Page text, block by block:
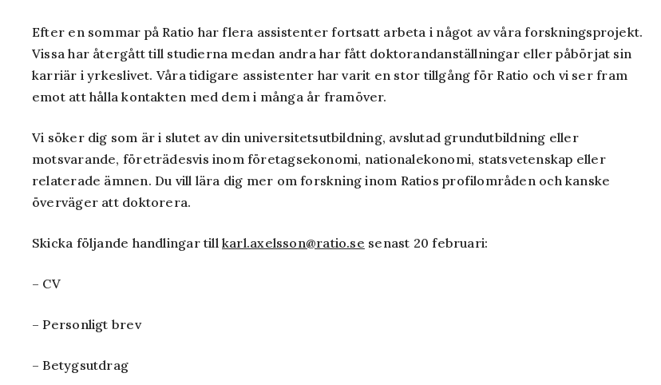
Efter en sommar på Ratio har flera assistenter fortsatt arbeta i något av våra forskningsprojekt.
Vissa har återgått till studierna medan andra har fått doktorandanställningar eller påbörjat sin
karriär i yrkeslivet. Våra tidigare assistenter har varit en stor tillgång för Ratio och vi ser fram
emot att hålla kontakten med dem i många år framöver.
Vi söker dig som är i slutet av din universitetsutbildning, avslutad grundutbildning eller
motsvarande, företrädesvis inom företagsekonomi, nationalekonomi, statsvetenskap eller
relaterade ämnen. Du vill lära dig mer om forskning inom Ratios profilområden och kanske
överväger att doktorera.
Skicka följande handlingar tillkarl.axelsson@ratio.se senast 20 februari:
– CV
– Personligt brev
– Betygsutdrag